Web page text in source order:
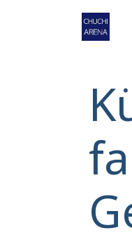
Zum Inhalt springen